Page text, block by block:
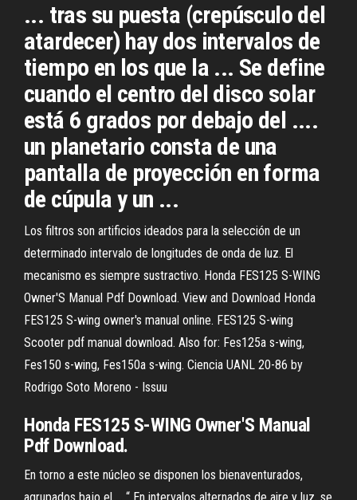
... tras su puesta (crepúsculo del
atardecer) hay dos intervalos de
tiempo en los que la ... Se define
cuando el centro del disco solar
está 6 grados por debajo del ....
un planetario consta de una
pantalla de proyección en forma
de cúpula y un ...
Los filtros son artificios ideados para la selección de un
determinado intervalo de longitudes de onda de luz. El
mecanismo es siempre sustractivo. Honda FES125 S-WING
Owner'S Manual Pdf Download. View and Download Honda
FES125 S-wing owner's manual online. FES125 S-wing
Scooter pdf manual download. Also for: Fes125a s-wing,
Fes150 s-wing, Fes150a s-wing. Ciencia UANL 20-86 by
Rodrigo Soto Moreno - Issuu
Honda FES125 S-WING Owner'S Manual
Pdf Download.
En torno a este núcleo se disponen los bienaventurados,